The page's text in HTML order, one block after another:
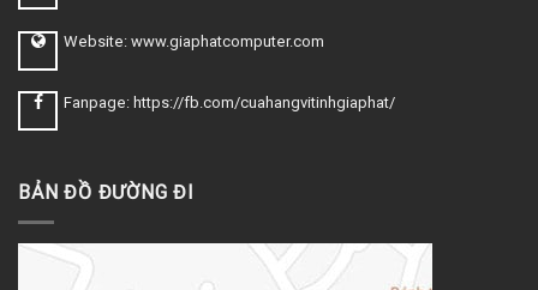
Website: www.giaphatcomputer.com
Fanpage: https://fb.com/cuahangvitinhgiaphat/
BẢN ĐỒ ĐƯỜNG ĐI